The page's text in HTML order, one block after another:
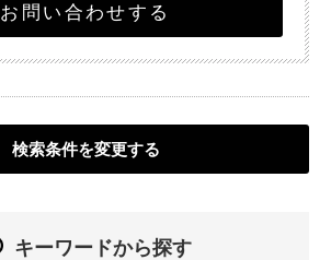
お問い合わせする
検索条件を変更する
キーワードから探す